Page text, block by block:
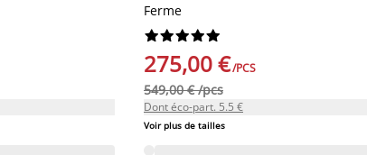
Ferme






275,00 €/PCS
549,00 € /pcs
Dont éco-part. 5.5 €
Voir plus de tailles